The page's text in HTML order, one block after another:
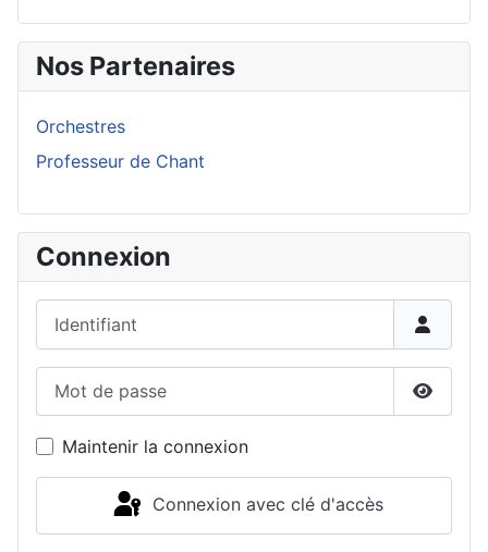
Nos Partenaires
Orchestres
Professeur de Chant
Connexion
Maintenir la connexion
Connexion avec clé d'accès